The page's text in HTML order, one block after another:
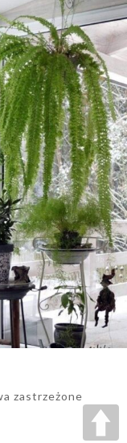
zastrzeżone